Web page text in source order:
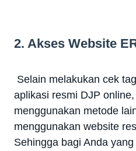
2. Akses Website
Selain melakukan cek
aplikasi resmi DJP
menggunakan metode
menggunakan website
Sehingga bagi Anda